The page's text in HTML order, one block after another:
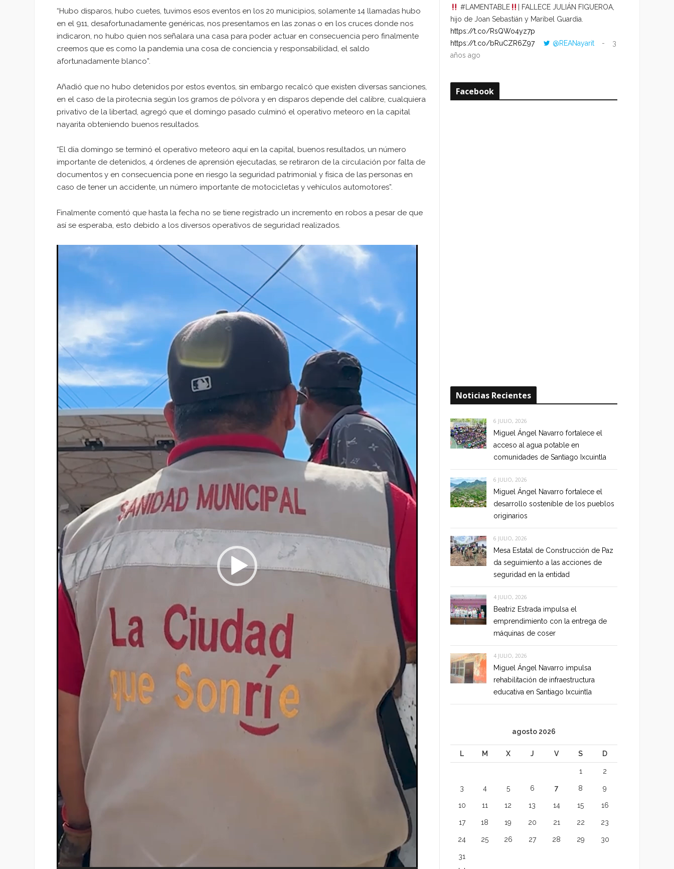
“Hubo disparos, hubo cuetes, tuvimos esos eventos en los 20 municipios, solamente 14 llamadas hubo
en el 911, desafortunadamente genéricas, nos presentamos en las zonas o en los cruces donde nos
indicaron, no hubo quien nos señalara una casa para poder actuar en consecuencia pero finalmente
creemos que es como la pandemia una cosa de conciencia y responsabilidad, el saldo
afortunadamente blanco”.
Añadió que no hubo detenidos por estos eventos, sin embargo recalcó que existen diversas sanciones,
en el caso de la pirotecnia según los gramos de pólvora y en disparos depende del calibre, cualquiera
privativo de la libertad, agregó que el domingo pasado culminó el operativo meteoro en la capital
nayarita obteniendo buenos resultados.
“El día domingo se terminó el operativo meteoro aquí en la capital, buenos resultados, un número
importante de detenidos, 4 órdenes de aprensión ejecutadas, se retiraron de la circulación por falta de
documentos y en consecuencia pone en riesgo la seguridad patrimonial y física de las personas en
caso de tener un accidente, un número importante de motocicletas y vehículos automotores”.
Finalmente comentó que hasta la fecha no se tiene registrado un incremento en robos a pesar de que
así se esperaba, esto debido a los diversos operativos de seguridad realizados.
Reproductor
#LAMENTABLE
| FALLECE JULIÁN FIGUEROA,
hijo de Joan Sebastián y Maribel Guardia.
https://t.co/RsQWo4yz7p
https://t.co/bRuCZR6Z97
@REANayarit
3
años ago
Facebook
Noticias Recientes
6 JULIO, 2026
Miguel Ángel Navarro fortalece el
acceso al agua potable en
comunidades de Santiago Ixcuintla
6 JULIO, 2026
Miguel Ángel Navarro fortalece el
desarrollo sostenible de los pueblos
originarios
6 JULIO, 2026
Mesa Estatal de Construcción de Paz
da seguimiento a las acciones de
seguridad en la entidad
4 JULIO, 2026
Beatriz Estrada impulsa el
emprendimiento con la entrega de
máquinas de coser
4 JULIO, 2026
Miguel Ángel Navarro impulsa
rehabilitación de infraestructura
educativa en Santiago Ixcuintla
agosto 2026
L M X J V S D
1 2
3 4 5 6 7 8 9
10 11 12 13 14 15 16
17 18 19 20 21 22 23
24 25 26 27 28 29 30
31